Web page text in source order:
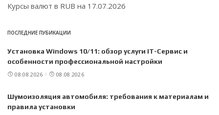
Курсы валют в RUB на 17.07.2026
ПОСЛЕДНИЕ ПУБИКАЦИИ
Установка Windows 10/11: обзор услуги IT-Сервис и
особенности профессиональной настройки
08.08.2026 08.08.2026
Шумоизоляция автомобиля: требования к материалам и
правила установки